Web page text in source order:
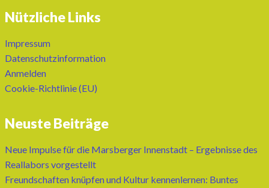
Nützliche Links
Impressum
Datenschutzinformation
Anmelden
Cookie-Richtlinie (EU)
Neuste Beiträge
Neue Impulse für die Marsberger Innenstadt – Ergebnisse des
Reallabors vorgestellt
Freundschaften knüpfen und Kultur kennenlernen: Buntes